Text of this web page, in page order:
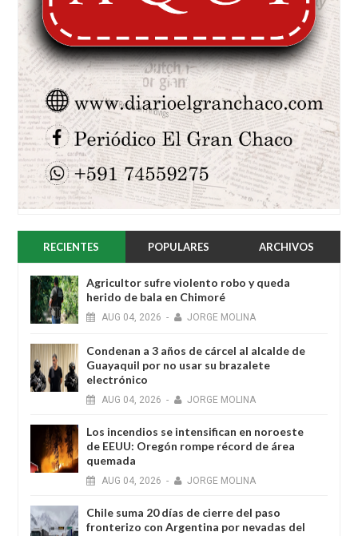
RECIENTES POPULARES ARCHIVOS
Agricultor sufre violento robo y queda
herido de bala en Chimoré
AUG 04, 2026 - JORGE MOLINA
Condenan a 3 años de cárcel al alcalde de
Guayaquil por no usar su brazalete
electrónico
AUG 04, 2026 - JORGE MOLINA
Los incendios se intensifican en noroeste
de EEUU: Oregón rompe récord de área
quemada
AUG 04, 2026 - JORGE MOLINA
Chile suma 20 días de cierre del paso
fronterizo con Argentina por nevadas del